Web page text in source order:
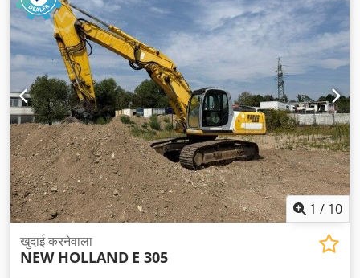
1 / 10
खुदाई करनेवाला
NEW HOLLAND E 305